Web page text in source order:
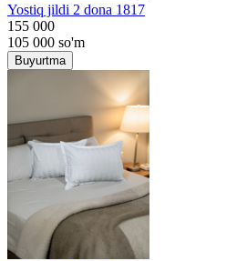
Yostiq jildi 2 dona 1817
155 000
105 000 so'm
Buyurtma